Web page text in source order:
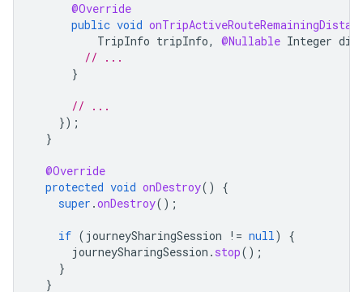
@Override
public void
TripInfo tripInfo, @Nullable Integer
// ...
}
// ...
});
}
@Override
protected void onDestroy()
{
super .onDestroy();
if ( journeySharingSession != null)
{
journeySharingSession . stop();
}
}